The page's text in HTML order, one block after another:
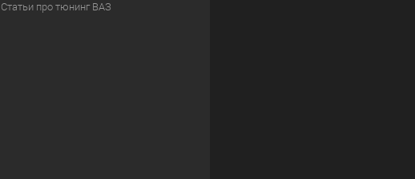
Статьи про тюнинг ВАЗ